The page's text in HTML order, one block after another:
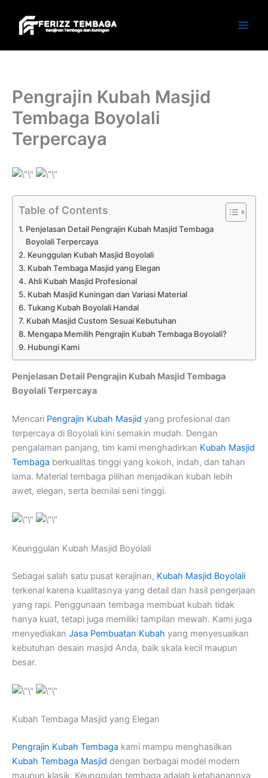
content
Pengrajin Kubah Masjid
Tembaga Boyolali
Terpercaya
Table of Contents
Penjelasan Detail Pengrajin Kubah Masjid Tembaga
Boyolali Terpercaya
Keunggulan Kubah Masjid Boyolali
Kubah Tembaga Masjid yang Elegan
Ahli Kubah Masjid Profesional
Kubah Masjid Kuningan dan Variasi Material
Tukang Kubah Boyolali Handal
Kubah Masjid Custom Sesuai Kebutuhan
Mengapa Memilih Pengrajin Kubah Tembaga Boyolali?
Hubungi Kami
Penjelasan Detail Pengrajin Kubah Masjid Tembaga
Boyolali Terpercaya
Mencari Pengrajin Kubah Masjid yang profesional dan
terpercaya di Boyolali kini semakin mudah. Dengan
pengalaman panjang, tim kami menghadirkan Kubah Masjid
Tembaga berkualitas tinggi yang kokoh, indah, dan tahan
lama. Material tembaga pilihan menjadikan kubah lebih
awet, elegan, serta bernilai seni tinggi.
Keunggulan Kubah Masjid Boyolali
Sebagai salah satu pusat kerajinan, Kubah Masjid Boyolali
terkenal karena kualitasnya yang detail dan hasil pengerjaan
yang rapi. Penggunaan tembaga membuat kubah tidak
hanya kuat, tetapi juga memiliki tampilan mewah. Kami juga
menyediakan Jasa Pembuatan Kubah yang menyesuaikan
kebutuhan desain masjid Anda, baik skala kecil maupun
besar.
Kubah Tembaga Masjid yang Elegan
Pengrajin Kubah Tembaga kami mampu menghasilkan
Kubah Tembaga Masjid dengan berbagai model modern
maupun klasik. Keunggulan tembaga adalah ketahanannya